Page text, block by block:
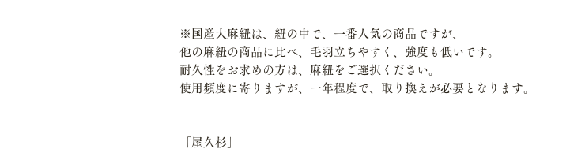
※国産大麻紐は、紐の中で、一番人気の商品ですが、
他の麻紐の商品に比べ、毛羽立ちやすく、強度も低いです。
耐久性をお求めの方は、麻紐をご選択ください。
使用頻度に寄りますが、一年程度で、取り換えが必要となります。
「屋久杉」